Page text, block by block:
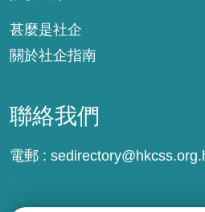
甚麼是社企
關於社企指南
聯絡我們
電郵 :